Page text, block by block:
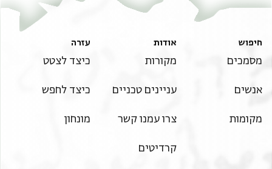
חיפוש
מסמכים
אנשים
מקומות
אודות
מקורות
עניינים טכניים
צרו עמנו קשר
קרדיטים
עזרה
כיצד לצטט
כיצד לחפש
מונחון